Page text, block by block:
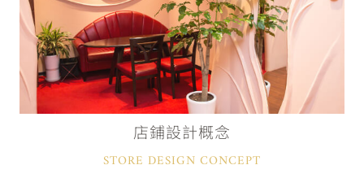
店鋪設計概念
STORE DESIGN CONCEPT